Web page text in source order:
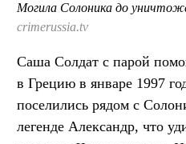
Могила Солоника до
crimerussia.tv
Саша Солдат с парой
в Грецию в январе 1997
поселились рядом с
легенде Александр, что